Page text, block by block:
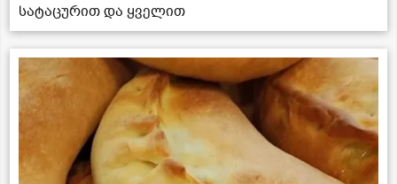
სატაცურით და ყველით